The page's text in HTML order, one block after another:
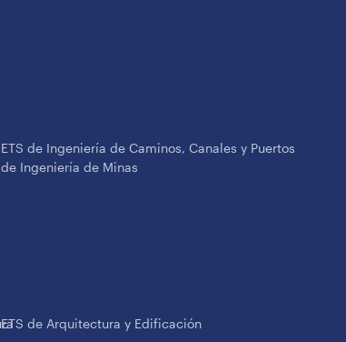
ETS de Ingeniería de Caminos, Canales y Puertos
de Ingeniería de Minas
ETS de Arquitectura y Edificación